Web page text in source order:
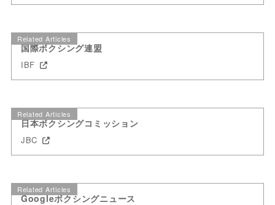
Related Articles
国際ボクシング連盟
IBF
Related Articles
日本ボクシングコミッション
JBC
Related Articles
Googleボクシングニュース